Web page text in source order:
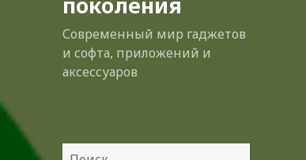
Современный мир гаджетов
и софта, приложений и
аксессуаров
Найти: